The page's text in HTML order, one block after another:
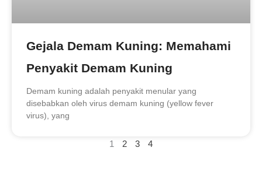
Gejala Demam Kuning: Memahami
Penyakit Demam Kuning
Demam kuning adalah penyakit menular yang
disebabkan oleh virus demam kuning (yellow fever
virus), yang
1 2 3 4